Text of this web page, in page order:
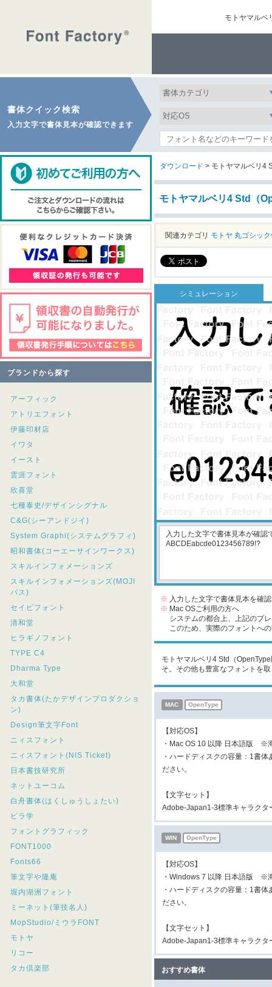
モトヤマルベ
書体クイック検索
入力文字で書体見本が確認できます
ブランドから探す
アーフィック
アトリエフォント
伊藤印材店
イワタ
イースト
雲涯フォント
欣喜堂
七種泰史/デザインシグナル
C&G(シーアンドジイ)
System Graphi(システムグラフィ)
昭和書体(コーエーサインワークス)
スキルインフォメーションズ
スキルインフォメーションズ(MOJI
パス)
セイビフォント
清和堂
ヒラギノフォント
TYPE C4
Dharma Type
大和堂
タカ書体(たかデザインプロダクショ
ン)
Design筆文字Font
ニィスフォント
ニィスフォント(NIS Ticket)
日本書技研究所
ネットユーコム
白舟書体(はくしゅうしょたい)
ビラ学
フォントグラフィック
FONT1000
Fonts66
筆文字や隆庵
堀内湖洲フォント
ミーネット(筆技名人)
MopStudio/ミウラFONT
モトヤ
リコー
タカ倶楽部
ダウンロード > モトヤマルベリ4
モトヤマルベリ4 Std（
関連カテゴリ モトヤ 丸ゴシッ
シミュレーション
※ 入力した文字で書体見本を確
※ Mac OSご利用の方へ
システムの都合上、上記のプ
このため、実際のフォントへの
モトヤマルベリ4 Std（
そ。その他も豊富なフォントを
MAC OpenType
【対応OS】
・Mac OS 10 以降 日本語版 ※
・ハードディスクの容量：1書
ださい。
【文字セット】
Adobe-Japan1-3標準キャラクタ
WIN OpenType
【対応OS】
・Windows 7 以降 日本語版 ※
・ハードディスクの容量：1書
ださい。
【文字セット】
Adobe-Japan1-3標準キャラクタ
おすすめ書体